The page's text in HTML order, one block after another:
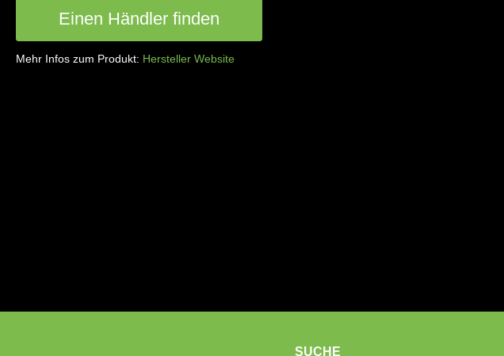
Einen Händler finden
Mehr Infos zum Produkt: Hersteller Website
SUCHE